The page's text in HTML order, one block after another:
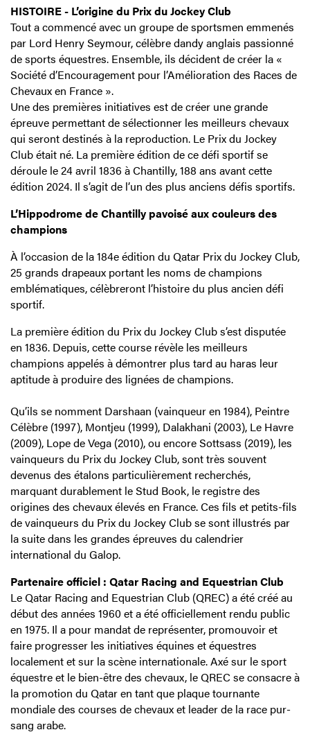
HISTOIRE - L’origine du Prix du Jockey Club
Tout a commencé avec un groupe de sportsmen emmenés
par Lord Henry Seymour, célèbre dandy anglais passionné
de sports équestres. Ensemble, ils décident de créer la «
Société d’Encouragement pour l’Amélioration des Races de
Chevaux en France ».
Une des premières initiatives est de créer une grande
épreuve permettant de sélectionner les meilleurs chevaux
qui seront destinés à la reproduction. Le Prix du Jockey
Club était né. La première édition de ce défi sportif se
déroule le 24 avril 1836 à Chantilly, 188 ans avant cette
édition 2024. Il s’agit de l’un des plus anciens défis sportifs.
L’Hippodrome de Chantilly pavoisé aux couleurs des
champions
À l’occasion de la 184e édition du Qatar Prix du Jockey Club,
25 grands drapeaux portant les noms de champions
emblématiques, célèbreront l’histoire du plus ancien défi
sportif.
La première édition du Prix du Jockey Club s’est disputée
en 1836. Depuis, cette course révèle les meilleurs
champions appelés à démontrer plus tard au haras leur
aptitude à produire des lignées de champions.
Qu’ils se nomment Darshaan (vainqueur en 1984), Peintre
Célèbre (1997), Montjeu (1999), Dalakhani (2003), Le Havre
(2009), Lope de Vega (2010), ou encore Sottsass (2019), les
vainqueurs du Prix du Jockey Club, sont très souvent
devenus des étalons particulièrement recherchés,
marquant durablement le Stud Book, le registre des
origines des chevaux élevés en France. Ces fils et petits-fils
de vainqueurs du Prix du Jockey Club se sont illustrés par
la suite dans les grandes épreuves du calendrier
international du Galop.
Partenaire officiel : Qatar Racing and Equestrian Club
Le Qatar Racing and Equestrian Club (QREC) a été créé au
début des années 1960 et a été officiellement rendu public
en 1975. Il a pour mandat de représenter, promouvoir et
faire progresser les initiatives équines et équestres
localement et sur la scène internationale. Axé sur le sport
équestre et le bien-être des chevaux, le QREC se consacre à
la promotion du Qatar en tant que plaque tournante
mondiale des courses de chevaux et leader de la race pur-
sang arabe.